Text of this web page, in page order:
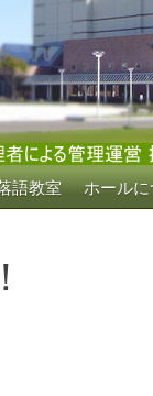
語教室 ホール